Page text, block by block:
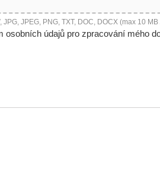
JPEG, PNG, TXT, DOC, DOCX (max 10
osobních údajů pro zpracování mého